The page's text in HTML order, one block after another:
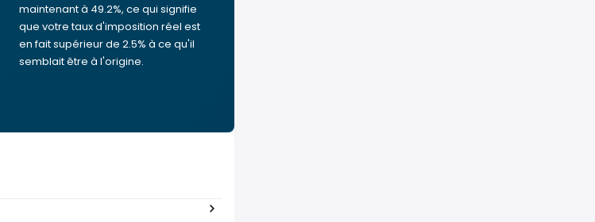
maintenant à 49.2%, ce qui signifie
que votre taux d'imposition réel est
en fait supérieur de 2.5% à ce qu'il
semblait être à l'origine.